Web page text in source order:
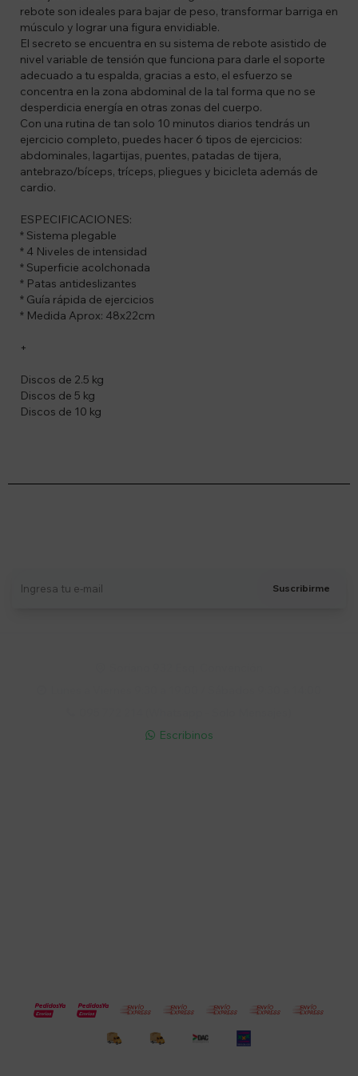
rebote son ideales para bajar de peso, transformar barriga en
músculo y lograr una figura envidiable.
El secreto se encuentra en su sistema de rebote asistido de
nivel variable de tensión que funciona para darle el soporte
adecuado a tu espalda, gracias a esto, el esfuerzo se
concentra en la zona abdominal de la tal forma que no se
desperdicia energía en otras zonas del cuerpo.
Con una rutina de tan solo 10 minutos diarios tendrás un
ejercicio completo, puedes hacer 6 tipos de ejercicios:
abdominales, lagartijas, puentes, patadas de tijera,
antebrazo/bíceps, tríceps, pliegues y bicicleta además de
cardio.
ESPECIFICACIONES:
* Sistema plegable
* 4 Niveles de intensidad
* Superficie acolchonada
* Patas antideslizantes
* Guía rápida de ejercicios
* Medida Aprox: 48x22cm
+
Discos de 2.5 kg
Discos de 5 kg
Discos de 10 kg
Suscribirme
 Escribinos